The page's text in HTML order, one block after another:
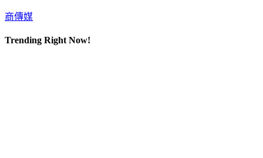
商傳媒
Trending Right Now!